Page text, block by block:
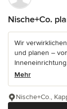
Nische+Co.
Wir
und planen –
Mehr
Nische+Co.,